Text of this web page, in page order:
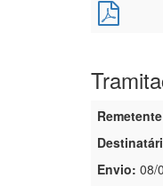
Envio: 08/